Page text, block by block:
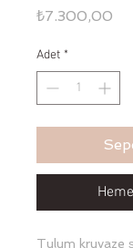
₺7.300,00
Adet *
Tulum kruvaze